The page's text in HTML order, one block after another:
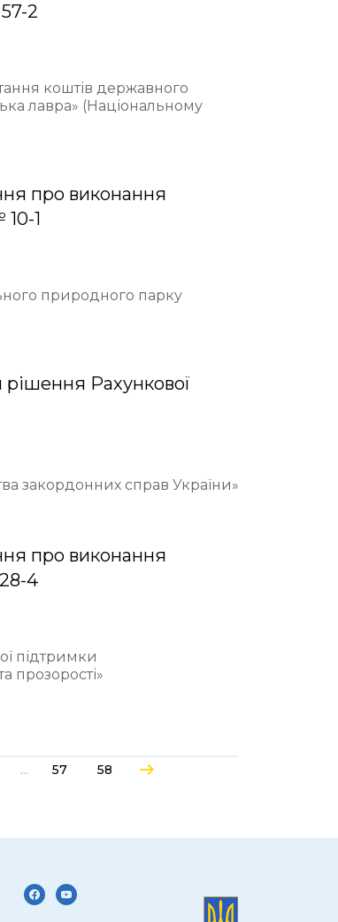
2
коштів державного
лавра» (Національному
про виконання
1
природного парку
Рахункової
закордонних справ України»
про виконання
4
підтримки
прозорості»
... 57 58